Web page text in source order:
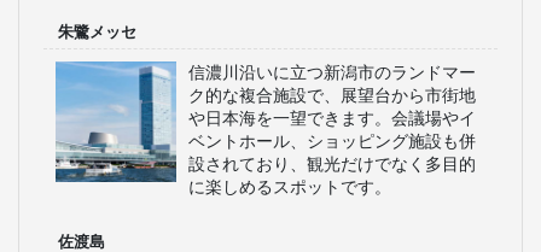
朱鷺メッセ
信濃川沿いに立つ新潟市のランドマー
ク的な複合施設で、展望台から市街地
や日本海を一望できます。会議場やイ
ベントホール、ショッピング施設も併
設されており、観光だけでなく多目的
に楽しめるスポットです。
佐渡島